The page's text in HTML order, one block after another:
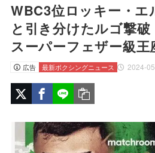
WBC3位ロッキー・エ
と引き分けたルゴ撃
スーパーフェザー級王
広告 2024-
最新ボクシングニュース